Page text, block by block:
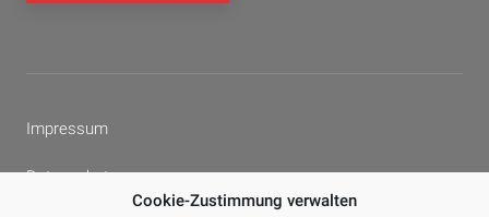
Cookie-Zustimmung verwalten
Impressum
Datenschutz